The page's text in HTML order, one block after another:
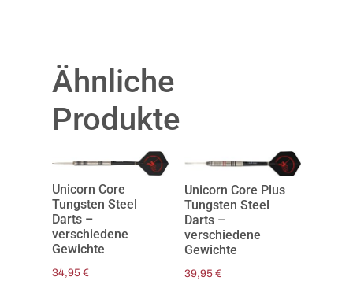
Ähnliche
Produkte
Unicorn Core
Tungsten Steel
Darts –
verschiedene
Gewichte
34,95 €
Unicorn Core Plus
Tungsten Steel
Darts –
verschiedene
Gewichte
39,95 €